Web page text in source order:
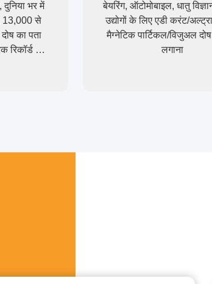
भर में
13,000 से
का पता
रिकॉर्ड और
बेयरिंग, ऑटोमोबाइल, धातु
उद्योगों के लिए एडी करंट/
मैग्नेटिक पार्टिकल/विजुअल
लगाना